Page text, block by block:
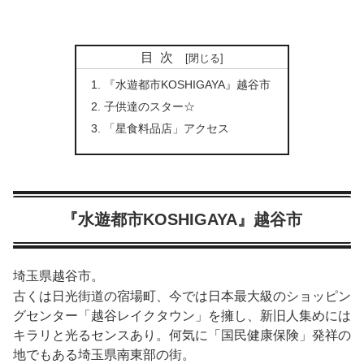
目次
『水遊都市KOSHIGAYA』越谷市
子供達のスター☆
「星食料品店」アクセス
『水遊都市KOSHIGAYA』越谷市
埼玉県越谷市。
古くは日光街道の宿場町、今では日本最大級のショッピン
グセンター「越谷レイクタウン」を擁し、新旧人集めには
キラリと光るセンスあり。何気に「国民健康保険」発祥の
地でもある埼玉県南東部の街。